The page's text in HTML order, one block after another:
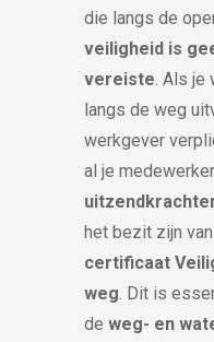
die langs de
veiligheid is
vereiste . Als
langs de weg
werkgever
al je
het bezit zijn
certificaat
weg . Dit is
de weg- en